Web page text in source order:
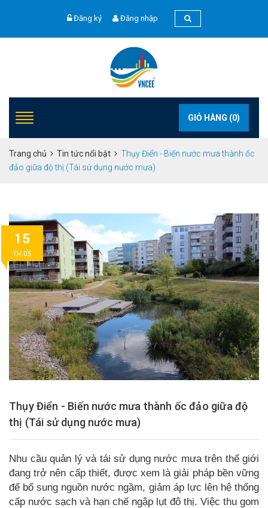
Đăng ký Đăng nhập
GIỎ HÀNG (0)
Trang chủ Tin tức nổi bật
Thụy Điển - Biến nước mưa thành ốc
đảo giữa độ thị (Tái sử dụng nước mưa)
15
TH 05
Thụy Điển - Biến nước mưa thành ốc đảo giữa độ
thị (Tái sử dụng nước mưa)
Nhu cầu quản lý và tái sử dụng nước mưa trên thế giới
đang trở nên cấp thiết, được xem là giải pháp bền vững
để bổ sung nguồn nước ngầm, giảm áp lực lên hệ thống
cấp nước sạch và hạn chế ngập lụt đô thị. Việc thu gom